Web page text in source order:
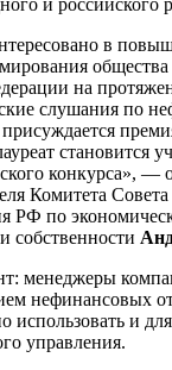
в
на
слушания по
становится
конкурса», —
Комитета
РФ по
собственности
менеджеры
нефинансовых
использовать и
управления.